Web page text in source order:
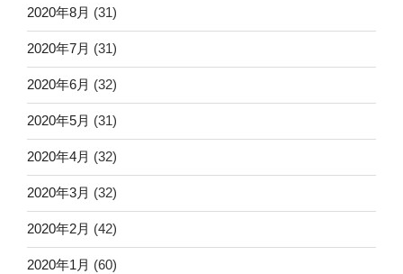
2020年8月 (31)
2020年7月 (31)
2020年6月 (32)
2020年5月 (31)
2020年4月 (32)
2020年3月 (32)
2020年2月 (42)
2020年1月 (60)